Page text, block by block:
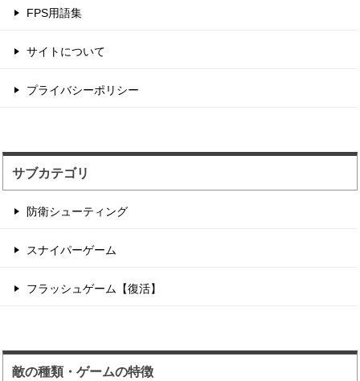
建物に向かって重力が発生するユニークな移動方
FPS用語集
サイトについて
プライバシーポリシー
サブカテゴリ
防衛シューティング
スナイパーゲーム
フラッシュゲーム【復活】
敵の種類・ゲームの特徴